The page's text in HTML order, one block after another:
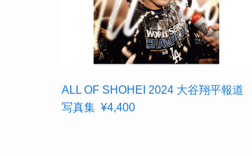
ALL OF SHOHEI 2024 大谷翔平報道
写真集 ¥4,400